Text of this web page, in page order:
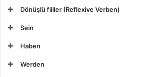
Dönüşlü fiiller (Reflexive Verben)
Sein
Haben
Werden